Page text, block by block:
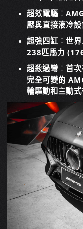
超效電驅 ：
壓與直接液冷
超強四缸 ：世
238匹馬力
超殺過彎 ：首
完全可變的
輪驅動和主動